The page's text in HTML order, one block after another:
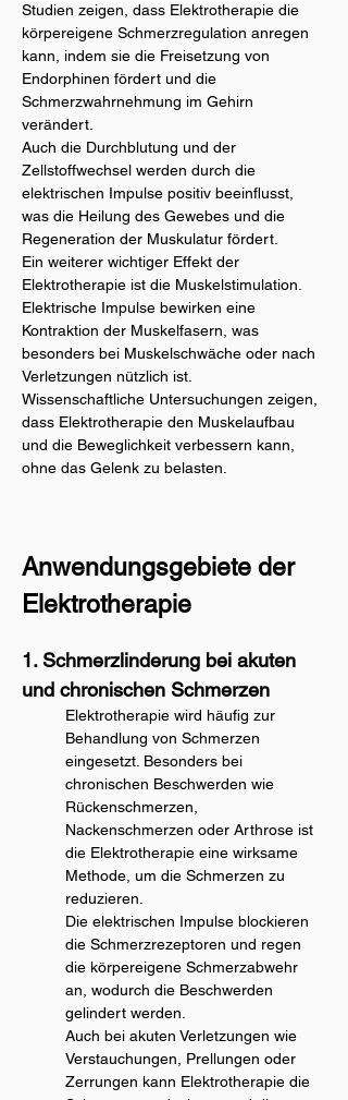
Studien zeigen, dass Elektrotherapie die
körpereigene Schmerzregulation anregen
kann, indem sie die Freisetzung von
Endorphinen fördert und die
Schmerzwahrnehmung im Gehirn
verändert.
Auch die Durchblutung und der
Zellstoffwechsel werden durch die
elektrischen Impulse positiv beeinflusst,
was die Heilung des Gewebes und die
Regeneration der Muskulatur fördert.
Ein weiterer wichtiger Effekt der
Elektrotherapie ist die Muskelstimulation.
Elektrische Impulse bewirken eine
Kontraktion der Muskelfasern, was
besonders bei Muskelschwäche oder nach
Verletzungen nützlich ist.
Wissenschaftliche Untersuchungen zeigen,
dass Elektrotherapie den Muskelaufbau
und die Beweglichkeit verbessern kann,
ohne das Gelenk zu belasten.
Anwendungsgebiete der
Elektrotherapie
1. Schmerzlinderung bei akuten
und chronischen Schmerzen
Elektrotherapie wird häufig zur
Behandlung von Schmerzen
eingesetzt. Besonders bei
chronischen Beschwerden wie
Rückenschmerzen,
Nackenschmerzen oder Arthrose ist
die Elektrotherapie eine wirksame
Methode, um die Schmerzen zu
reduzieren.
Die elektrischen Impulse blockieren
die Schmerzrezeptoren und regen
die körpereigene Schmerzabwehr
an, wodurch die Beschwerden
gelindert werden.
Auch bei akuten Verletzungen wie
Verstauchungen, Prellungen oder
Zerrungen kann Elektrotherapie die